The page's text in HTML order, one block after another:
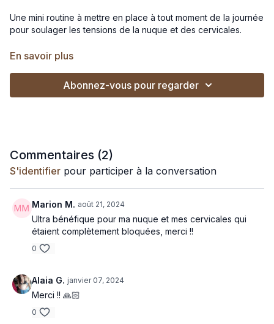
Une mini routine à mettre en place à tout moment de la journée
pour soulager les tensions de la nuque et des cervicales.
🎵 Si tu veux pratiquer en musique :
En savoir plus
Abonnez-vous pour regarder
Commentaires (2)
S'identifier pour participer à la conversation
Marion M. août 21, 2024
Ultra bénéfique pour ma nuque et mes cervicales qui
étaient complètement bloquées, merci !!
0
Alaia G. janvier 07, 2024
Merci !! 🙏🏻
0